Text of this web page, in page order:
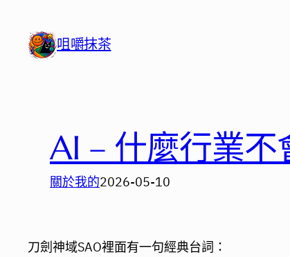
咀嚼抹茶
AI – 什麼行業不
關於我的2026-05-10
刀劍神域SAO裡面有一句經典台詞：